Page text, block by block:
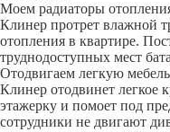
Моем радиаторы
Клинер протрет влажной
отопления в квартире.
труднодоступных мест
Отодвигаем легкую
Клинер отодвинет легкое
этажерку и помоет под
сотрудники не двигают